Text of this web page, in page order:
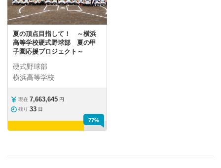
夏の頂点目指して！ ～横浜
高等学校硬式野球部 夏の甲
子園応援プロジェクト～
硬式野球部
横浜高等学校
現在 7,663,645 円
残り 33 日
77%